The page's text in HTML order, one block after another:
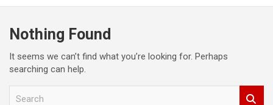
Nothing Found
It seems we can’t find what you’re looking for. Perhaps
searching can help.